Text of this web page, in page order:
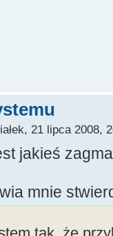
21 lipca 2008,
jakieś
mnie